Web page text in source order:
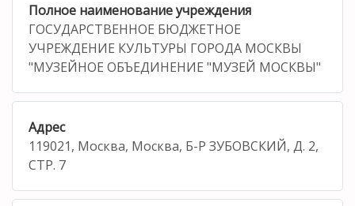
Полное наименование учреждения
ГОСУДАРСТВЕННОЕ БЮДЖЕТНОЕ
УЧРЕЖДЕНИЕ КУЛЬТУРЫ ГОРОДА МОСКВЫ
"МУЗЕЙНОЕ ОБЪЕДИНЕНИЕ "МУЗЕЙ МОСКВЫ"
Адрес
119021, Москва, Москва, Б-Р ЗУБОВСКИЙ, Д. 2,
СТР. 7